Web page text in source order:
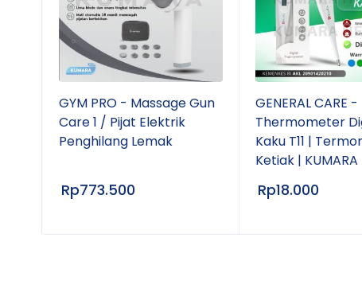
GYM PRO - Massage Gun
Care 1 / Pijat Elektrik
Penghilang Lemak
Rp773.500
GENERAL CARE -
Thermometer
Kaku T11 |
Ketiak | KUMARA
Rp18.000